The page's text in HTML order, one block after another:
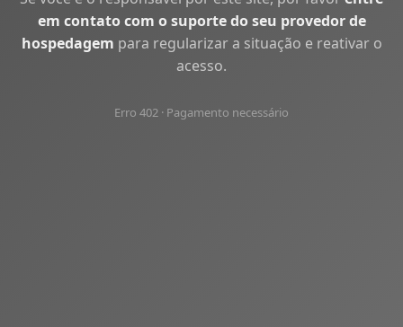
em contato com o suporte do seu provedor de
hospedagem para regularizar a situação e reativar o
acesso.
Erro 402 · Pagamento necessário